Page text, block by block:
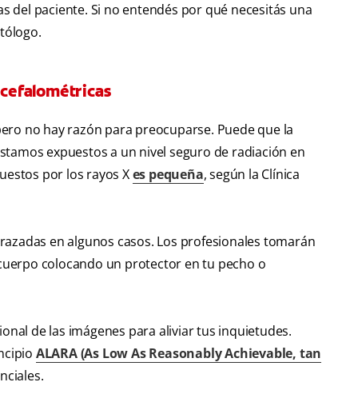
del paciente. Si no entendés por qué necesitás una
no hay razón para preocuparse. Puede que la
expuestos a un nivel seguro de radiación en
por los rayos Xes pequeña, según la Clínica
en algunos casos. Los profesionales tomarán
colocando un protector en tu pecho o
de las imágenes para aliviar tus inquietudes.
ALARA (As Low As Reasonably Achievable, tan